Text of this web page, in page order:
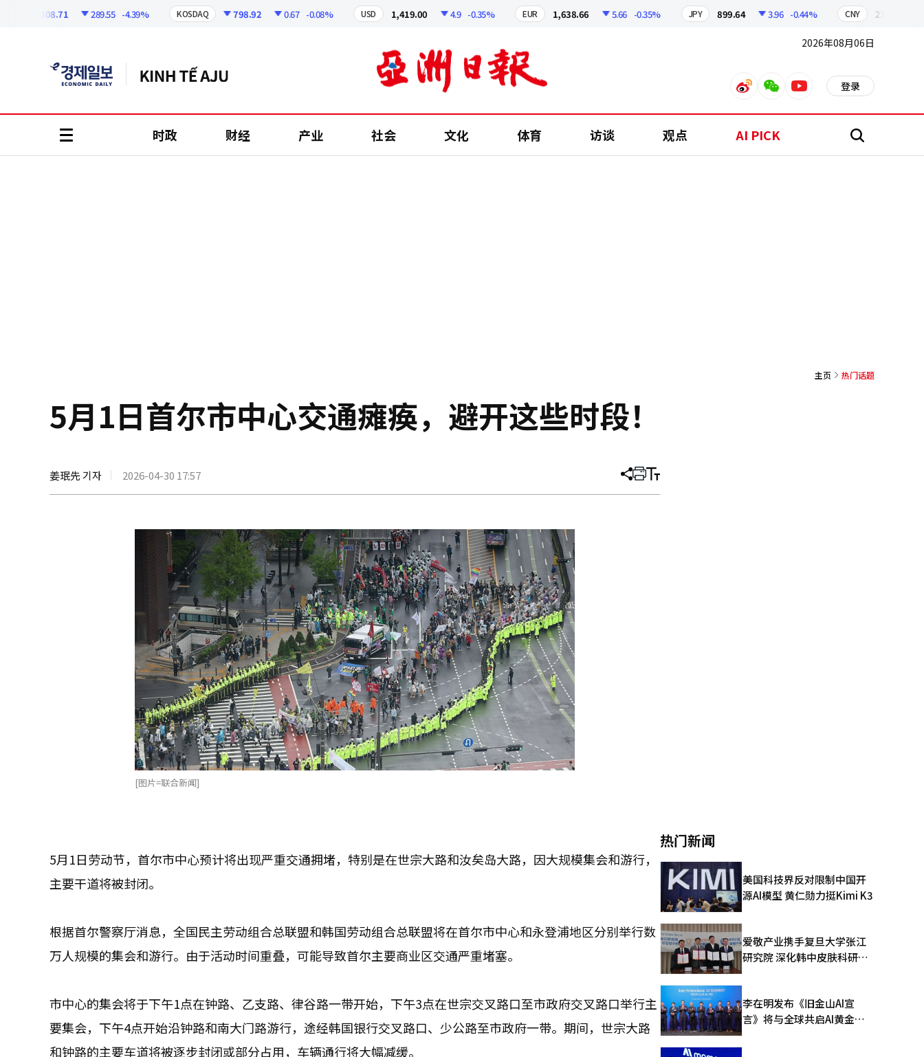
6308.71 289.55 -4.39% KOSDAQ 798.92 0.67 -0.08% USD 1,419.00 4.9 -0.35% EUR 1,638.66 5.66 -0.35% JPY 899.64 3.96 -0.44% CNY 210.24
2026年08月06日
weiboweixinyoutube 登录
时政 财经 产业 社会 文化 体育 访谈 观点 AI PICK 搜
主页 热门话题
5月1日首尔市中心交通瘫痪，避开这些时段！
姜珉先 기자 2026-04-30 17:57 分
文
打 调
大
[图片=联合新闻]
5月1日劳动节，首尔市中心预计将出现严重交通拥堵，特别是在世宗大路和汝矣岛大路，因大规模集会和游行，
主要干道将被封闭。
根据首尔警察厅消息，全国民主劳动组合总联盟和韩国劳动组合总联盟将在首尔市中心和永登浦地区分别举行数
万人规模的集会和游行。由于活动时间重叠，可能导致首尔主要商业区交通严重堵塞。
市中心的集会将于下午1点在钟路、乙支路、律谷路一带开始，下午3点在世宗交叉路口至市政府交叉路口举行主
要集会，下午4点开始沿钟路和南大门路游行，途经韩国银行交叉路口、少公路至市政府一带。期间，世宗大路
和钟路的主要车道将被逐步封闭或部分占用，车辆通行将大幅减缓。
热门新闻
美国科技界反对限制中国开
源AI模型 黄仁勋力挺Kimi K3
爱敬产业携手复旦大学张江
研究院 深化韩中皮肤科研合
李在明发布《旧金山AI宣
言》将与全球共启AI黄金时